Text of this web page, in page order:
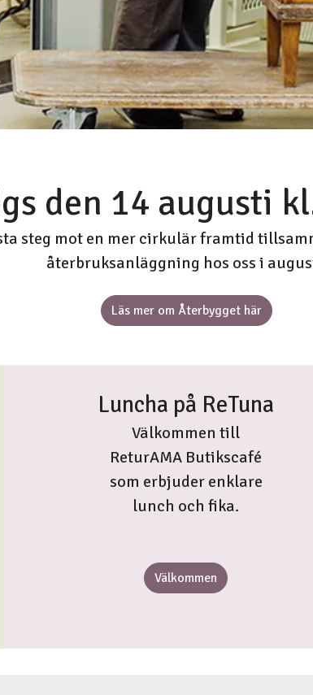
den 14 augusti
steg mot en mer cirkulär framtid
återbruksanläggning hos oss i
Läs mer om Återbygget här
Luncha på ReTuna
Välkommen till
ReturAMA Butikscafé
som erbjuder enklare
lunch och fika.
Välkommen